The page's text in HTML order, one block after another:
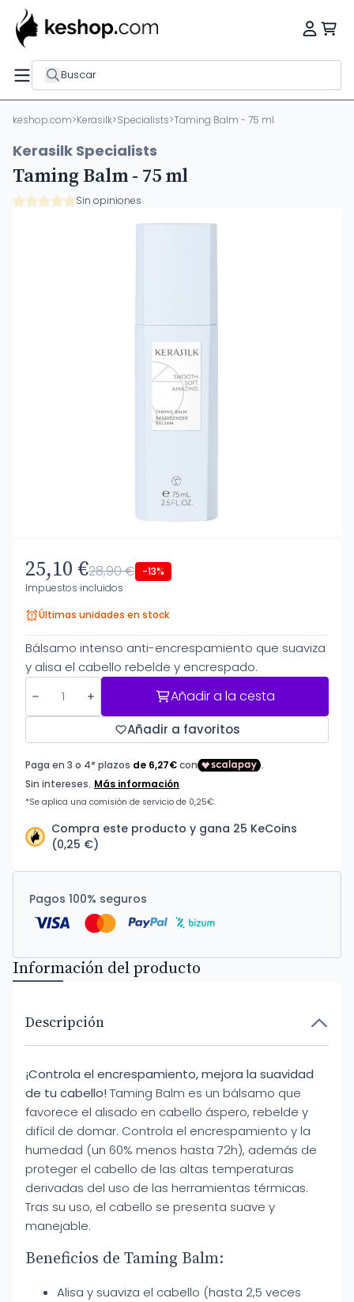
Buscar
keshop.com>Kerasilk>Specialists>Taming Balm - 75 ml
Kerasilk Specialists
Taming Balm - 75 ml
Sin opiniones
25,10 €28,90 € -13%
Impuestos incluidos
Últimas unidades en stock
Bálsamo intenso anti-encrespamiento que suaviza
y alisa el cabello rebelde y encrespado.
Añadir a la cesta
Añadir a favoritos
Compra este producto y gana 25 KeCoins
(0,25 €)
Pagos 100% seguros
Información del producto
Descripción
¡Controla el encrespamiento, mejora la suavidad
de tu cabello! Taming Balm es un bálsamo que
favorece el alisado en cabello áspero, rebelde y
difícil de domar. Controla el encrespamiento y la
humedad (un 60% menos hasta 72h), además de
proteger el cabello de las altas temperaturas
derivadas del uso de las herramientas térmicas.
Tras su uso, el cabello se presenta suave y
manejable.
Beneficios de Taming Balm:
Alisa y suaviza el cabello (hasta 2,5 veces